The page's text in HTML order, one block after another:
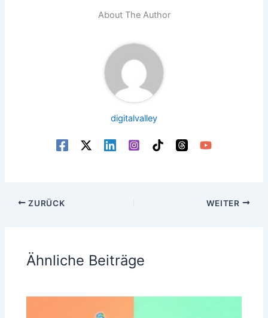
About The Author
digitalvalley
ZURÜCK WEITER
Ähnliche Beiträge